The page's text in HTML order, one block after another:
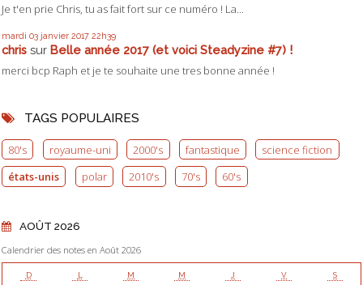
Je t'en prie Chris, tu as fait fort sur ce numéro ! La...
mardi 03 janvier 2017 22h39
chris sur Belle année 2017 (et voici Steadyzine #7) !
merci bcp Raph et je te souhaite une tres bonne année !
TAGS POPULAIRES
80's royaume-uni 2000's fantastique
science fiction
états-unis
polar 2010's 70's 60's
AOÛT 2026
Calendrier des notes en Août 2026
D L M M J V S